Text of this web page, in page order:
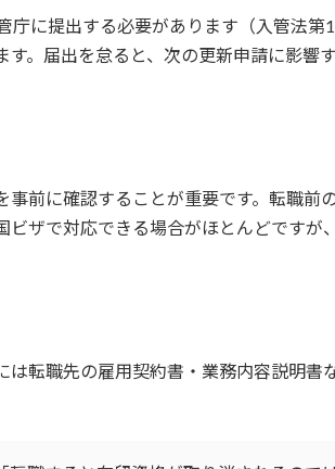
に提出する必要があります（入管法
。届出を怠ると、次の更新申請に影響
前に確認することが重要です。転職前
ザで対応できる場合がほとんどですが
転職先の雇用契約書・業務内容説明書